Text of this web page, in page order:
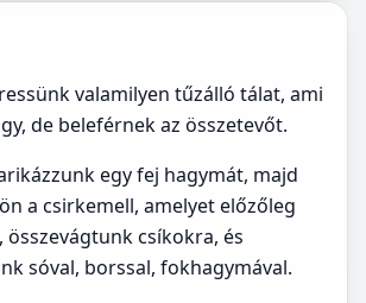
valamilyen tűzálló tálat, ami
de beleférnek az összetevőt.
egy fej hagymát, majd
a csirkemell, amelyet előzőleg
csíkokra, és
sóval, borssal, fokhagymával.